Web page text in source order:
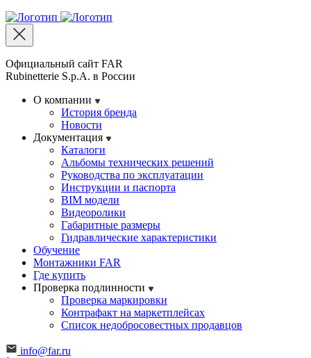
Официальный сайт FAR
Rubinetterie S.p.A. в России
О компании
История бренда
Новости
Документация
Каталоги
Альбомы технических решений
Руководства по эксплуатации
Инструкции и паспорта
BIM модели
Видеоролики
Габаритные размеры
Гидравлические характеристики
Обучение
Монтажники FAR
Где купить
Проверка подлинности
Проверка маркировки
Контрафакт на маркетплейсах
Cписок недобросовестных продавцов
info@far.ru